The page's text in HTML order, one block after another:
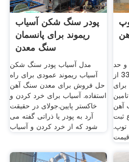
پودر سنگ شکن آسیاب
ریموند برای پانسمان
سنگ معدن
مدل آسیاب پودر سنگ شکن
آسیاب ریموند عمودی برای راه
حل فروش برای معدن سنگ آهن
استفاده. آسیاب برای خرد کردن و
خاکستر پایین.جولای در حقیقت
آرد به پودر یا ذراتی گفته می
شود که از خرد کردن و آسیاب
حد
فروش آسیاب توپ 33 از
آهن
ثبت
توپ.